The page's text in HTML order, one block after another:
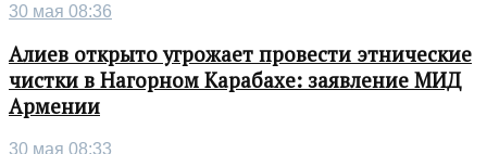
30 мая 08:36
Алиев открыто угрожает провести этнические
чистки в Нагорном Карабахе: заявление МИД
Армении
30 мая 08:33